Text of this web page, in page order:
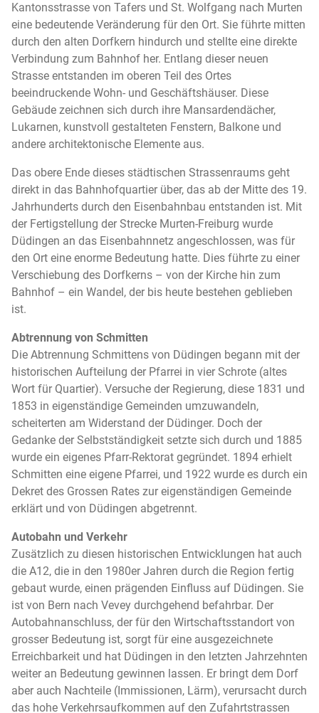
Kantonsstrasse von Tafers und St. Wolfgang nach Murten
eine bedeutende Veränderung für den Ort. Sie führte mitten
durch den alten Dorfkern hindurch und stellte eine direkte
Verbindung zum Bahnhof her. Entlang dieser neuen
Strasse entstanden im oberen Teil des Ortes
beeindruckende Wohn- und Geschäftshäuser. Diese
Gebäude zeichnen sich durch ihre Mansardendächer,
Lukarnen, kunstvoll gestalteten Fenstern, Balkone und
andere architektonische Elemente aus.
Das obere Ende dieses städtischen Strassenraums geht
direkt in das Bahnhofquartier über, das ab der Mitte des 19.
Jahrhunderts durch den Eisenbahnbau entstanden ist. Mit
der Fertigstellung der Strecke Murten-Freiburg wurde
Düdingen an das Eisenbahnnetz angeschlossen, was für
den Ort eine enorme Bedeutung hatte. Dies führte zu einer
Verschiebung des Dorfkerns – von der Kirche hin zum
Bahnhof – ein Wandel, der bis heute bestehen geblieben
ist.
Abtrennung von Schmitten
Die Abtrennung Schmittens von Düdingen begann mit der
historischen Aufteilung der Pfarrei in vier Schrote (altes
Wort für Quartier). Versuche der Regierung, diese 1831 und
1853 in eigenständige Gemeinden umzuwandeln,
scheiterten am Widerstand der Düdinger. Doch der
Gedanke der Selbstständigkeit setzte sich durch und 1885
wurde ein eigenes Pfarr-Rektorat gegründet. 1894 erhielt
Schmitten eine eigene Pfarrei, und 1922 wurde es durch ein
Dekret des Grossen Rates zur eigenständigen Gemeinde
erklärt und von Düdingen abgetrennt.
Autobahn und Verkehr
Zusätzlich zu diesen historischen Entwicklungen hat auch
die A12, die in den 1980er Jahren durch die Region fertig
gebaut wurde, einen prägenden Einfluss auf Düdingen. Sie
ist von Bern nach Vevey durchgehend befahrbar. Der
Autobahnanschluss, der für den Wirtschaftsstandort von
grosser Bedeutung ist, sorgt für eine ausgezeichnete
Erreichbarkeit und hat Düdingen in den letzten Jahrzehnten
weiter an Bedeutung gewinnen lassen. Er bringt dem Dorf
aber auch Nachteile (Immissionen, Lärm), verursacht durch
das hohe Verkehrsaufkommen auf den Zufahrtstrassen